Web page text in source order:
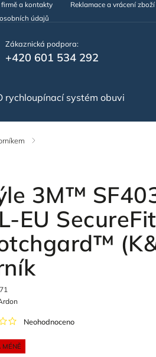
a kontakty
Reklamace a vrácení zboží
údajů
Zákaznická podpora:
+420 601 534 292
rychloupínací systém obuvi
/
3M™
EU
MÉNĚ
Neohodnoceno